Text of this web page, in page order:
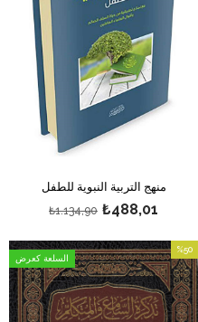
منهج التربية النبوية للطفل
₺488,01
₺1.134,90
%50
بيع
%50بيع
السلعة كعرض